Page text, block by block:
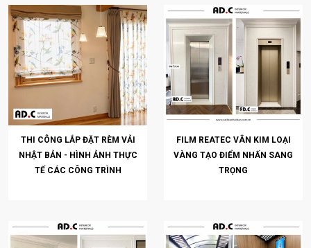
THI CÔNG LẮP ĐẶT RÈM VẢI
NHẬT BẢN - HÌNH ẢNH THỰC
TẾ CÁC CÔNG TRÌNH
FILM REATEC VÂN KIM LOẠI
VÀNG TẠO ĐIỂM NHẤN SANG
TRỌNG